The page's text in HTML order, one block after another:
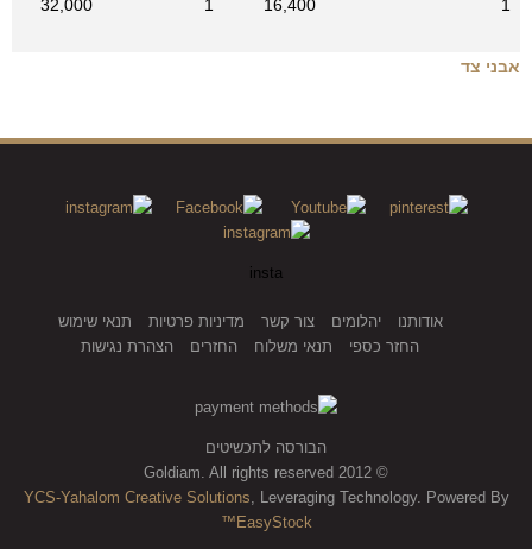
1
16,400
1
32,000
אבני צד
insta
אודותנו יהלומים צור קשר מדיניות פרטיות
תנאי שימוש
החזר כספי
תנאי משלוח החזרים הצהרת נגישות
הבורסה לתכשיטים
© 2012 Goldiam. All rights reserved
YCS-Yahalom Creative Solutions, Leveraging Technology. Powered By
EasyStock™